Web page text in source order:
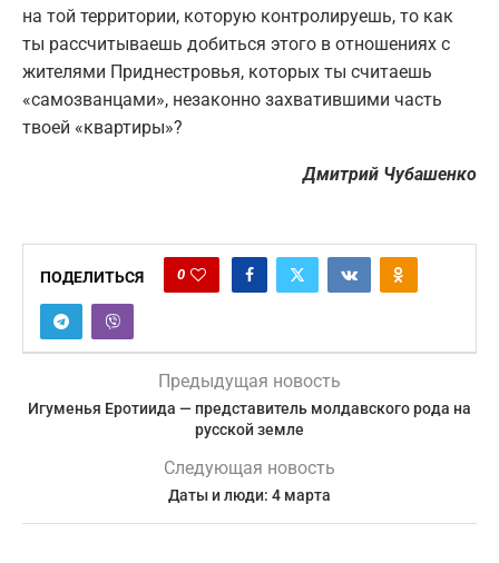
на той территории, которую контролируешь, то как
ты рассчитываешь добиться этого в отношениях с
жителями Приднестровья, которых ты считаешь
«самозванцами», незаконно захватившими часть
твоей «квартиры»?
Дмитрий Чубашенко
ПОДЕЛИТЬСЯ 0
Предыдущая новость
Игуменья Еротиида — представитель молдавского рода на
русской земле
Следующая новость
Даты и люди: 4 марта